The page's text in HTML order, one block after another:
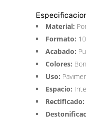
Material:
Formato:
Acabado:
Colores:
Uso:
Espacio:
Rectificado: